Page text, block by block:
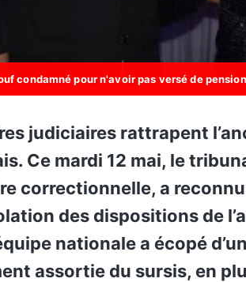
condamné pour n'avoir pas versé de
Ce mardi 12 mai, le
correctionnelle, a
des dispositions de
nationale a écopé
assortie du sursis, en